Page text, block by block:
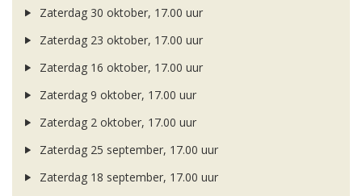
Zaterdag 30 oktober, 17.00 uur
Zaterdag 23 oktober, 17.00 uur
Zaterdag 16 oktober, 17.00 uur
Zaterdag 9 oktober, 17.00 uur
Zaterdag 2 oktober, 17.00 uur
Zaterdag 25 september, 17.00 uur
Zaterdag 18 september, 17.00 uur